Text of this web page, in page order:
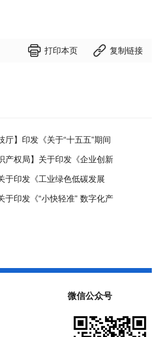
 打印本页  复制链接
厅】印发《关于“十五五”期间
新进口税收优惠政策的科研机
施办法》的通知
产权局】关于印发《企业创新
管理指引》的通知
于印发《工业绿色低碳发展
的通知
于印发《“小快轻准” 数字化产
微信公众号